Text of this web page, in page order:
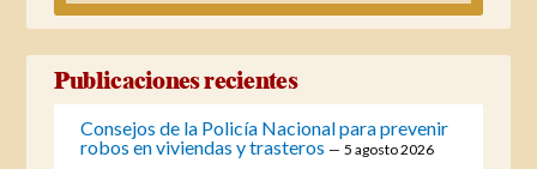
Publicaciones recientes
Consejos de la Policía Nacional para prevenir
robos en viviendas y trasteros
5 agosto 2026